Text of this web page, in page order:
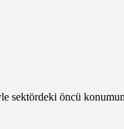
sektördeki öncü